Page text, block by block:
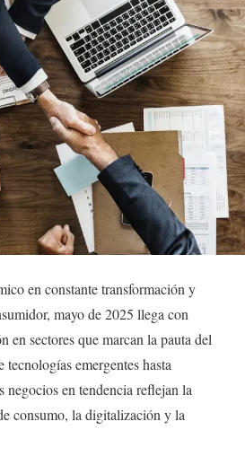
en constante transformación y
mayo de 2025 llega con
en sectores que marcan la pauta del
emergentes hasta
negocios en tendencia reflejan la
consumo, la digitalización y la